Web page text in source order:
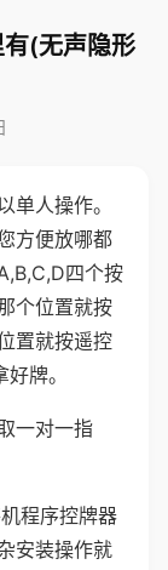
(无声隐形
单人操作。
方便放哪都
四个按
个位置就按
置就按遥控
牌。
一对一指
程序控牌器
安装操作就